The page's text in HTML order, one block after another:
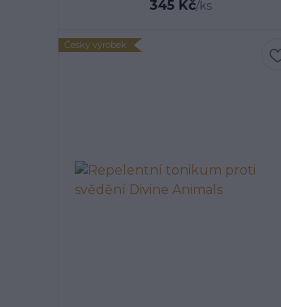
345 Kč/ks
Český výrobek